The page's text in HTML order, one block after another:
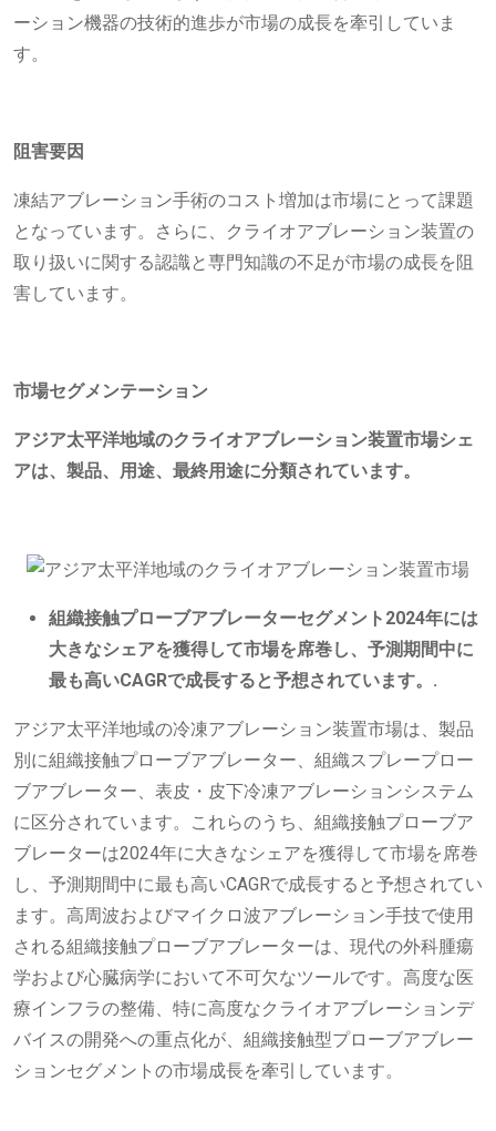
ーション機器の技術的進歩が市場の成長を牽引していま
す。
阻害要因
凍結アブレーション手術のコスト増加は市場にとって課題
となっています。さらに、クライオアブレーション装置の
取り扱いに関する認識と専門知識の不足が市場の成長を阻
害しています。
市場セグメンテーション
アジア太平洋地域のクライオアブレーション装置市場シェ
アは、製品、用途、最終用途に分類されています。
組織接触プローブアブレーターセグメント2024年には
大きなシェアを獲得して市場を席巻し、予測期間中に
最も高いCAGRで成長すると予想されています。 .
アジア太平洋地域の冷凍アブレーション装置市場は、製品
別に組織接触プローブアブレーター、組織スプレープロー
ブアブレーター、表皮・皮下冷凍アブレーションシステム
に区分されています。これらのうち、組織接触プローブア
ブレーターは2024年に大きなシェアを獲得して市場を席巻
し、予測期間中に最も高いCAGRで成長すると予想されてい
ます。高周波およびマイクロ波アブレーション手技で使用
される組織接触プローブアブレーターは、現代の外科腫瘍
学および心臓病学において不可欠なツールです。高度な医
療インフラの整備、特に高度なクライオアブレーションデ
バイスの開発への重点化が、組織接触型プローブアブレー
ションセグメントの市場成長を牽引しています。